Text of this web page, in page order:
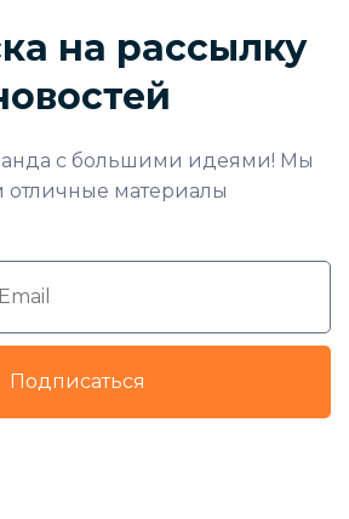
на рассылку
с большими идеями! Мы
отличные материалы
Подписаться